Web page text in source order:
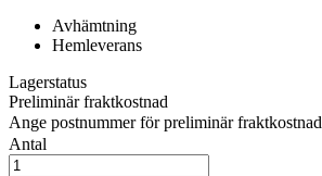
Avhämtning
Hemleverans
Lagerstatus
Preliminär fraktkostnad
Ange postnummer för preliminär fraktkostnad
Antal